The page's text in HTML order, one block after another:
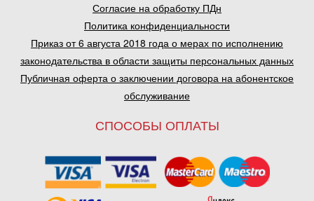
Согласие на обработку ПДн
Политика конфиденциальности
Приказ от 6 августа 2018 года о мерах по исполнению
законодательства в области защиты персональных данных
Публичная оферта о заключении договора на абонентское
обслуживание
СПОСОБЫ ОПЛАТЫ